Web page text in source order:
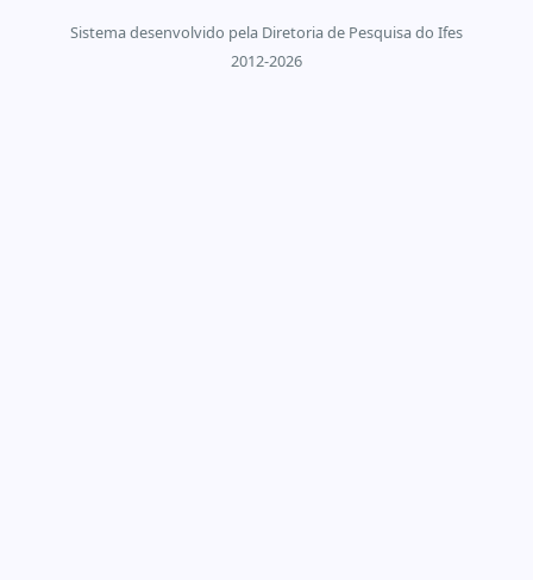
Sistema desenvolvido pela Diretoria de Pesquisa do Ifes
2012-2026